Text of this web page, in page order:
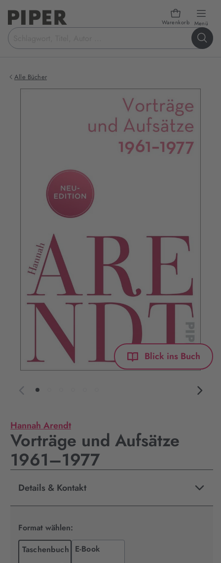
Warenkorb Menü
Suchbegriff
eingeben
Alle Bücher
Blick ins Buch
Hannah Arendt
Vorträge und Aufsätze
1961–1977
Details & Kontakt
Format wählen:
Taschenbuch
E-Book